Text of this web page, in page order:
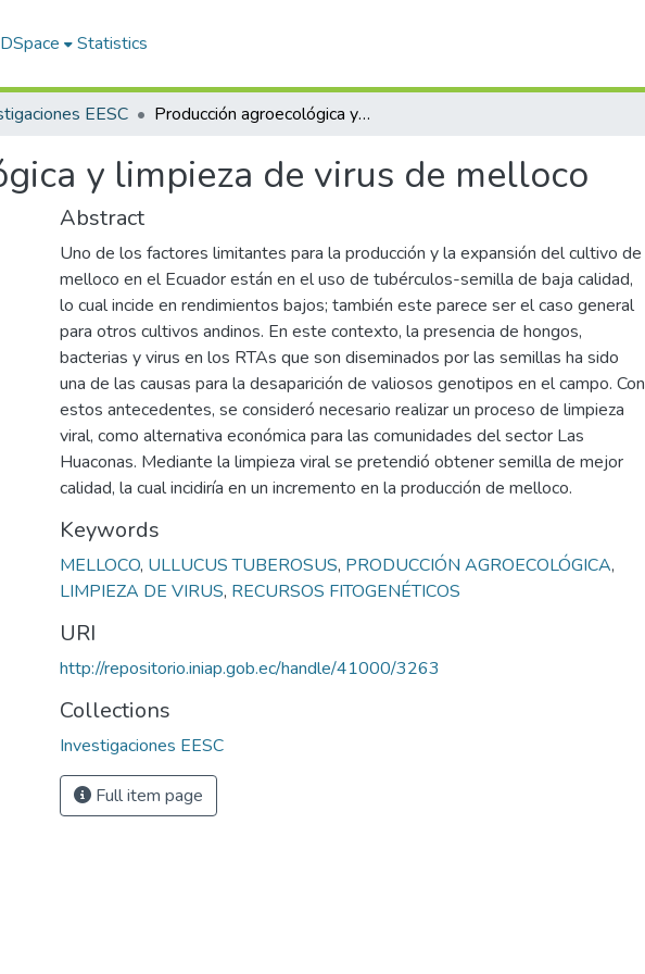
Statistics
EESC Producción agroecológica y limpieza de virus de melloco
y limpieza de virus de melloco
Abstract
Uno de los factores limitantes para la producción y la expansión del cultivo de
melloco en el Ecuador están en el uso de tubérculos-semilla de baja calidad,
lo cual incide en rendimientos bajos; también este parece ser el caso general
para otros cultivos andinos. En este contexto, la presencia de hongos,
bacterias y virus en los RTAs que son diseminados por las semillas ha sido
una de las causas para la desaparición de valiosos genotipos en el campo. Con
estos antecedentes, se consideró necesario realizar un proceso de limpieza
viral, como alternativa económica para las comunidades del sector Las
Huaconas. Mediante la limpieza viral se pretendió obtener semilla de mejor
calidad, la cual incidiría en un incremento en la producción de melloco.
Keywords
MELLOCO, ULLUCUS TUBEROSUS, PRODUCCIÓN AGROECOLÓGICA,
LIMPIEZA DE VIRUS, RECURSOS FITOGENÉTICOS
URI
http://repositorio.iniap.gob.ec/handle/41000/3263
Collections
Investigaciones EESC
Full item page